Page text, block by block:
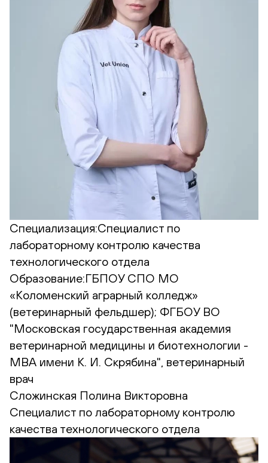
Специализация:Cпециалист по
лабораторному контролю качества
технологического отдела
Образование:ГБПОУ СПО МО
«Коломенский аграрный колледж»
(ветеринарный фельдшер); ФГБОУ ВО
"Московская государственная академия
ветеринарной медицины и биотехнологии -
МВА имени К. И. Скрябина", ветеринарный
врач
Сложинская Полина Викторовна
Cпециалист по лабораторному контролю
качества технологического отдела